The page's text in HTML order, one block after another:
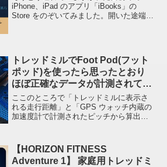
iPhone、iPad のアプリ「iBooks」の
Store をのぞいてみました。開いた途端
トレッドミルでFoot Pod(フット
ポッド)を使ったら思ったとおり
ほぼ正確なデータが計測されて気
持ちいい
ここのところで「トレッドミルに表示さ
れる走行距離」と「GPS ウォッチ内蔵の
加速度計で計測されたピッチから算出さ
Foot Pod を装着して My トレミで走って
みま...
【HORIZON FITNESS
Adventure 1】 家庭用トレッドミ